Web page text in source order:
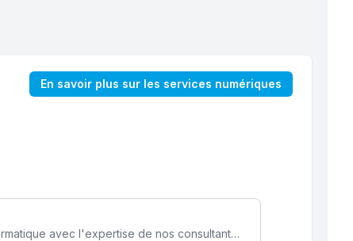
En savoir plus sur les services numériques
Optimisez votre stratégie informatique avec l'expertise de nos consultants pour améliorer votre efficacité et sécurité.